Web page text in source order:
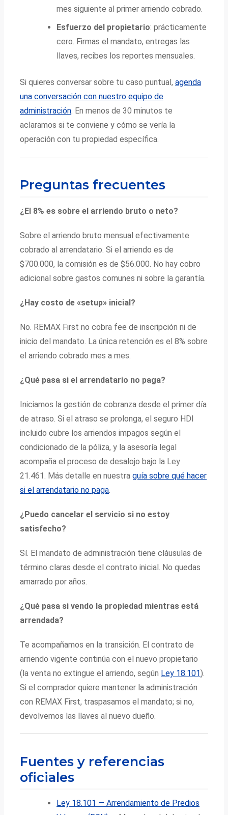
mes siguiente al primer arriendo cobrado.
Esfuerzo del propietario: prácticamente
cero. Firmas el mandato, entregas las
llaves, recibes los reportes mensuales.
Si quieres conversar sobre tu caso puntual,agenda
una conversación con nuestro equipo de
administración. En menos de 30 minutos te
aclaramos si te conviene y cómo se vería la
operación con tu propiedad específica.
Preguntas frecuentes
¿El 8% es sobre el arriendo bruto o neto?
Sobre el arriendo bruto mensual efectivamente
cobrado al arrendatario. Si el arriendo es de
$700.000, la comisión es de $56.000. No hay cobro
adicional sobre gastos comunes ni sobre la garantía.
¿Hay costo de «setup» inicial?
No. REMAX First no cobra fee de inscripción ni de
inicio del mandato. La única retención es el 8% sobre
el arriendo cobrado mes a mes.
¿Qué pasa si el arrendatario no paga?
Iniciamos la gestión de cobranza desde el primer día
de atraso. Si el atraso se prolonga, el seguro HDI
incluido cubre los arriendos impagos según el
condicionado de la póliza, y la asesoría legal
acompaña el proceso de desalojo bajo la Ley
21.461. Más detalle en nuestraguía sobre qué hacer
si el arrendatario no paga
¿Puedo cancelar el servicio si no estoy
satisfecho?
Sí. El mandato de administración tiene cláusulas de
término claras desde el contrato inicial. No quedas
amarrado por años.
¿Qué pasa si vendo la propiedad mientras está
arrendada?
Te acompañamos en la transición. El contrato de
arriendo vigente continúa con el nuevo propietario
(la venta no extingue el arriendo, según Ley 18.101).
Si el comprador quiere mantener la administración
con REMAX First, traspasamos el mandato; si no,
devolvemos las llaves al nuevo dueño.
Fuentes y referencias
oficiales
Ley 18.101 — Arrendamiento de Predios